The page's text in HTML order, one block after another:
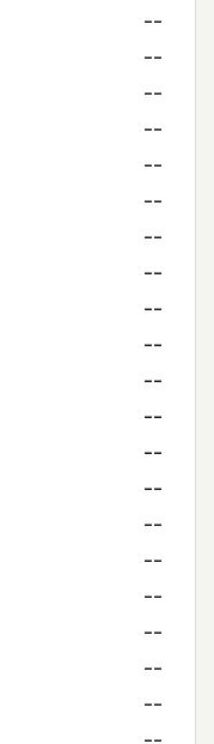
--
--
--
--
--
--
--
--
--
--
--
--
--
--
--
--
--
--
--
--